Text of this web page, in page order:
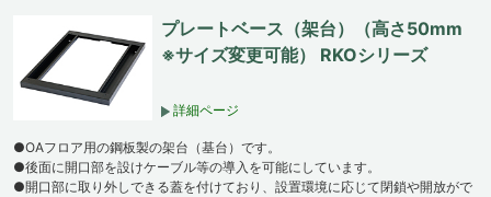
プレートベース（架台）（高さ50mm
※サイズ変更可能） RKOシリーズ
詳細ページ
●OAフロア用の鋼板製の架台（基台）です。
●後面に開口部を設けケーブル等の導入を可能にしています。
●開口部に取り外しできる蓋を付けており、設置環境に応じて閉鎖や開放がで